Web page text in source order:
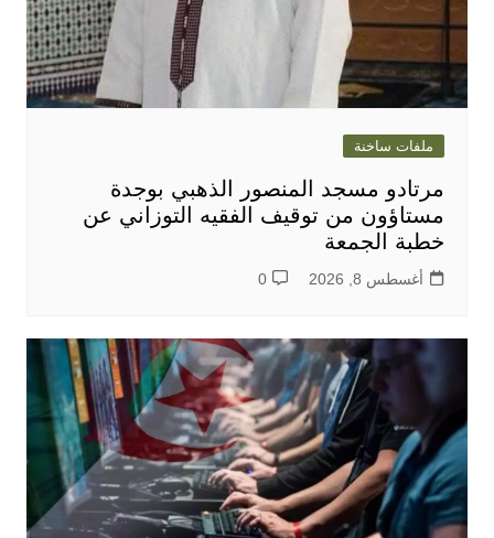
ملفات ساخنة
مرتادو مسجد المنصور الذهبي بوجدة
مستاؤون من توقيف الفقيه التوزاني عن
خطبة الجمعة
أغسطس 8, 2026 0